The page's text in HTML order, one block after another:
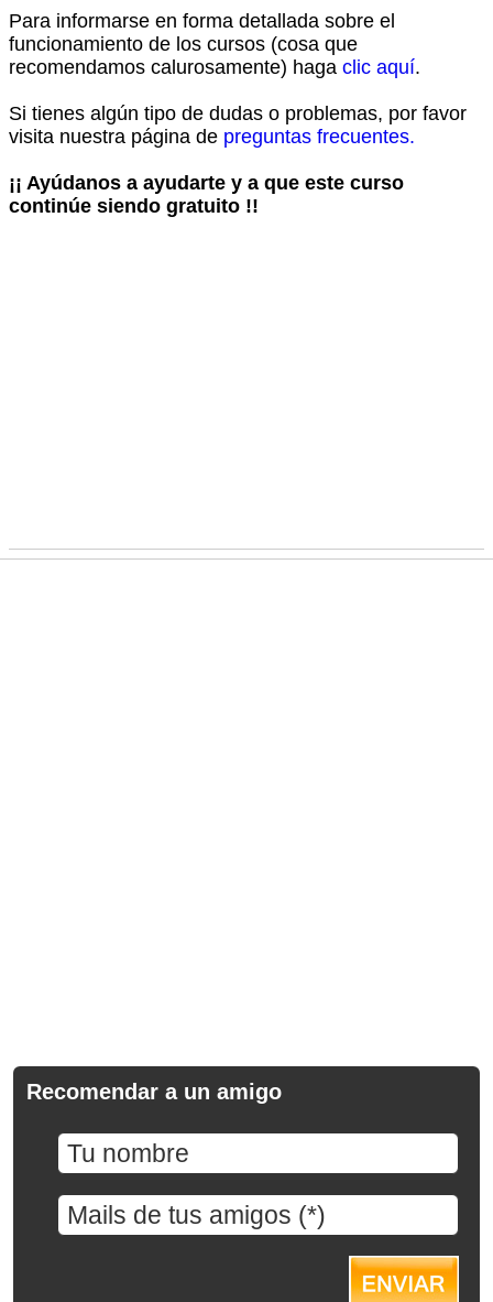
Para informarse en forma detallada sobre el
funcionamiento de los cursos (cosa que
recomendamos calurosamente) haga clic aquí.
Si tienes algún tipo de dudas o problemas, por favor
visita nuestra página de preguntas frecuentes.
¡¡ Ayúdanos a ayudarte y a que este curso
continúe siendo gratuito !!
Recomendar a un amigo